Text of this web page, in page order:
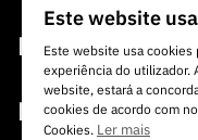
Financiamento
Programas de
Internacional
Media
Este website
Este website usa cookies
experiência do utilizador.
website, estará a
cookies de acordo com
Cookies. Ler mais